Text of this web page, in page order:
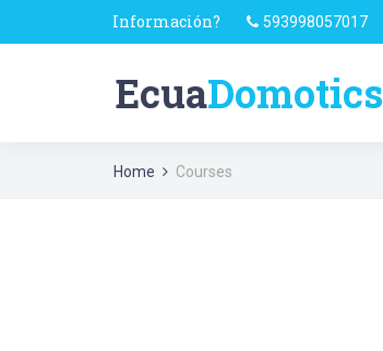
Información? 593998057017
EcuaDomotics
Home Courses